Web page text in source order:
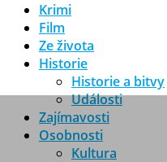
Krimi
Film
Ze života
Historie
Historie a bitvy
Události
Zajímavosti
Osobnosti
Kultura